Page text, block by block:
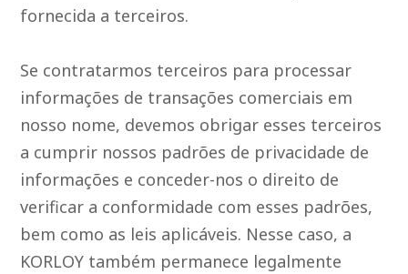
fornecida a terceiros.
Se contratarmos terceiros para processar
informações de transações comerciais em
nosso nome, devemos obrigar esses terceiros
a cumprir nossos padrões de privacidade de
informações e conceder-nos o direito de
verificar a conformidade com esses padrões,
bem como as leis aplicáveis. Nesse caso, a
KORLOY também permanece legalmente